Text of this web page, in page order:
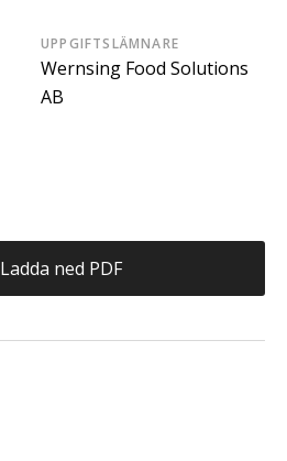
UPPGIFTSLÄMNARE
Wernsing Food Solutions
AB
Ladda ned PDF